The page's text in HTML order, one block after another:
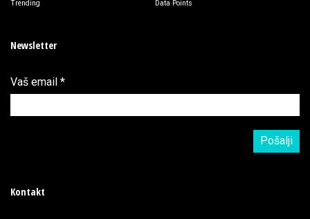
Trending Data Points
Newsletter
Vaš email *
Kontakt